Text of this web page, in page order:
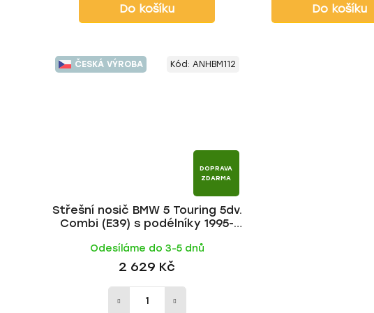
Do košíku Do košíku
ČESKÁ VÝROBA
DOPRAVA
ZDARMA
Střešní nosič BMW 5 Touring 5dv.
Combi (E39) s podélníky 1995-
Odesíláme do 3-5 dnů
2 629 Kč
Kód: ANHBM112